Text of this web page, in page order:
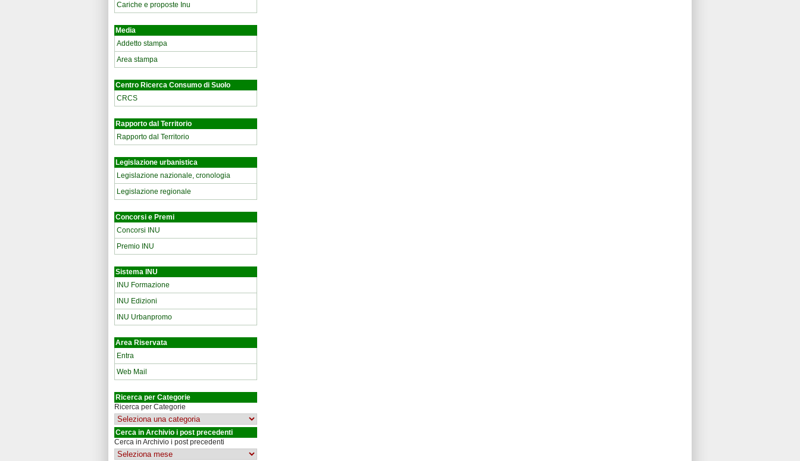
Cariche e proposte Inu
Media
Addetto stampa
Area stampa
Centro Ricerca Consumo di Suolo
CRCS
Rapporto dal Territorio
Rapporto dal Territorio
Legislazione urbanistica
Legislazione nazionale, cronologia
Legislazione regionale
Concorsi e Premi
Concorsi INU
Premio INU
Sistema INU
INU Formazione
INU Edizioni
INU Urbanpromo
Area Riservata
Entra
Web Mail
Ricerca per Categorie
Ricerca per Categorie
Cerca in Archivio i post precedenti
Cerca in Archivio i post precedenti